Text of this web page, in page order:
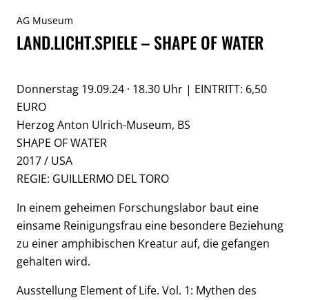
AG Museum
LAND.LICHT.SPIELE – SHAPE OF WATER
Donnerstag 19.09.24 · 18.30 Uhr | EINTRITT: 6,50
EURO
Herzog Anton Ulrich-Museum, BS
SHAPE OF WATER
2017 / USA
REGIE: GUILLERMO DEL TORO
In einem geheimen Forschungslabor baut eine
einsame Reinigungsfrau eine besondere Beziehung
zu einer amphibischen Kreatur auf, die gefangen
gehalten wird.
Ausstellung Element of Life. Vol. 1: Mythen des